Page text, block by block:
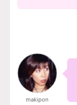
makipon